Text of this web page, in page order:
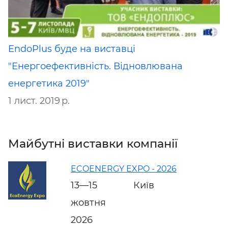
EndoPlus буде на виставці
"Енергоефективність. Відновлювана
енергетика 2019"
1 лист. 2019 р.
Майбутні виставки компанії
ECOENERGY EXPO - 2026
13—15
жовтня
2026
Київ